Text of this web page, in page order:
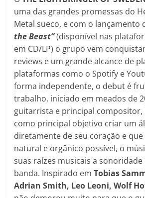
uma das grandes promessas do
Metal sueco, e com o lançamento
the Beast”(disponível nas
em CD/LP) o grupo vem
reviews e um grande alcance de
plataformas como o Spotify e
forma independente, o debut é
trabalho, iniciado em meados de
guitarrista e principal compositor,
como principal objetivo criar um
diretamente de seu coração e que
natural e orgânico possível, o
suas raízes musicais a
banda. Inspirado emTobias
Adrian Smith, Leo Leoni, Wolf